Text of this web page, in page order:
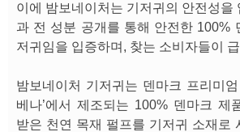
이에 밤보네이처는 기저귀의 안전성을
과 전 성분 공개를 통해 안전한 100%
저귀임을 입증하며, 찾는 소비자들이
밤보네이처 기저귀는 덴마크 프리미
베나’에서 제조되는 100% 덴마크 제
받은 천연 목재 펄프를 기저귀 소재로